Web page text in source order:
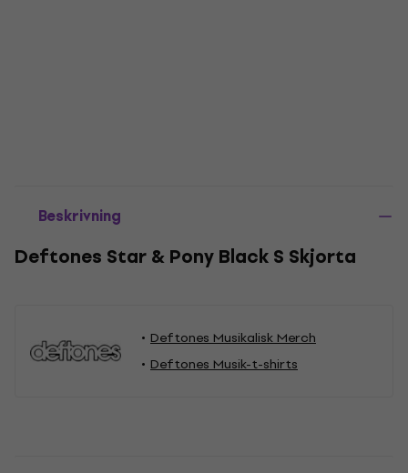
Beskrivning
Deftones Star & Pony Black S Skjorta
Deftones Musikalisk Merch
Deftones Musik-t-shirts